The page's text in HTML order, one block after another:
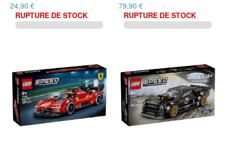
24,90 €
RUPTURE DE STOCK
79,90 €
RUPTURE DE STOCK